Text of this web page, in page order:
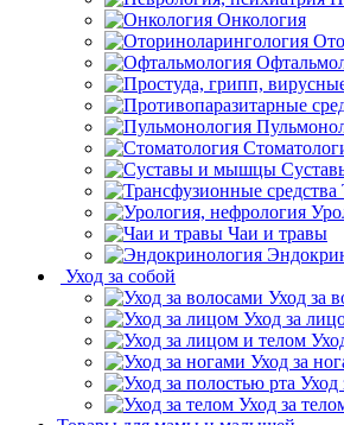
Онкология
Чаи и травы
Уход за собой
Уход за
Уход за
Уход за
Уход
Уход за